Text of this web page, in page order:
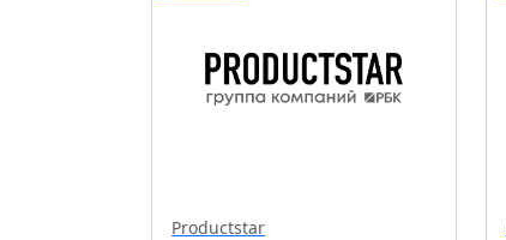
Productstar